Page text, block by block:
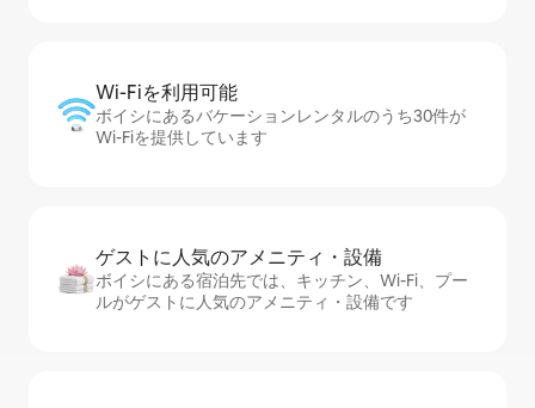
Wi-Fiを利⁠用⁠可⁠能
ボイシにあるバケーションレンタルのうち30件が
Wi-Fiを提供しています
ゲストに人⁠気⁠のア⁠メ⁠ニ⁠テ⁠ィ・設⁠備
ボイシにある宿泊先では、キッチン、Wi-Fi、プー
ルがゲストに人気のアメニティ・設備です